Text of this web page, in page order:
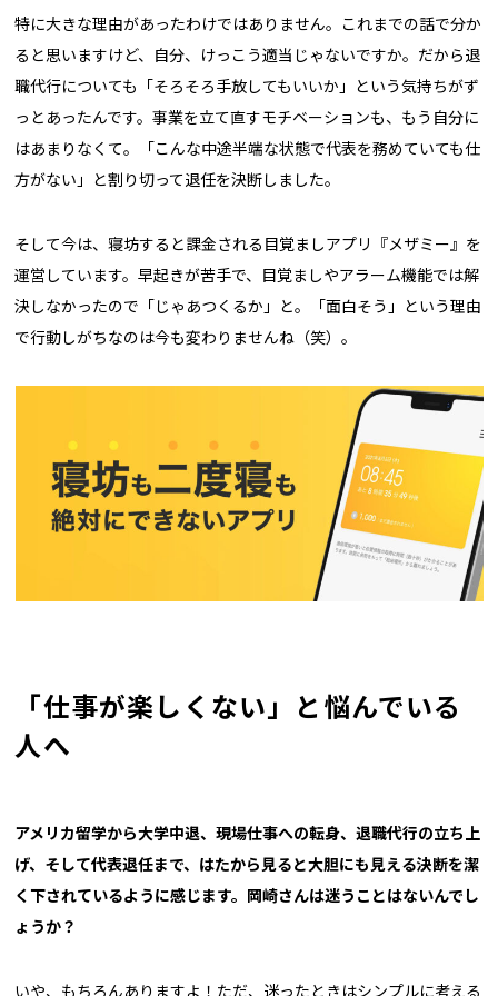
特に大きな理由があったわけではありません。これまでの話で分か
ると思いますけど、自分、けっこう適当じゃないですか。だから退
職代行についても「そろそろ手放してもいいか」という気持ちがず
っとあったんです。事業を立て直すモチベーションも、もう自分に
はあまりなくて。「こんな中途半端な状態で代表を務めていても仕
方がない」と割り切って退任を決断しました。
そして今は、寝坊すると課金される目覚ましアプリ『メザミー』を
運営しています。早起きが苦手で、目覚ましやアラーム機能では解
決しなかったので「じゃあつくるか」と。「面白そう」という理由
で行動しがちなのは今も変わりませんね（笑）。
「仕事が楽しくない」と悩んでいる
人へ
――アメリカ留学から大学中退、現場仕事への転身、退職代行の立ち上
げ、そして代表退任まで、はたから見ると大胆にも見える決断を潔
く下されているように感じます。岡崎さんは迷うことはないんでし
ょうか？
いや、もちろんありますよ！ただ、迷ったときはシンプルに考える